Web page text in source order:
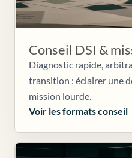
Conseil DSI &
Diagnostic rapide,
transition : éclairer une
mission lourde.
Voir les formats conseil